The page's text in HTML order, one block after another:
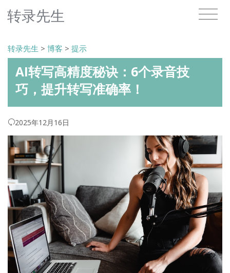
转录先生
转录先生 > 博客 > 提示
AI转写高精度秘诀：6个录音技
巧，提升转写准确率！
2025年12月16日